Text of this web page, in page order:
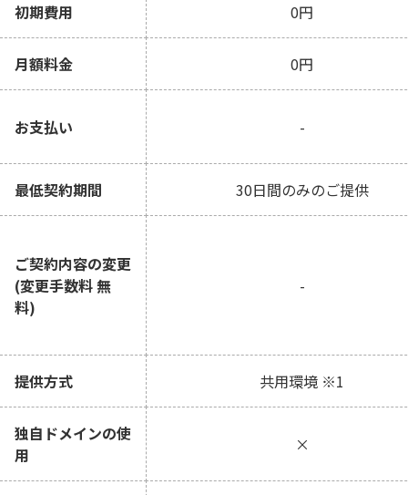
初期費用 0円
月額料金 0円
お支払い -
最低契約期間 30日間のみのご提供
ご契約内容の変更
(変更手数料 無
料)
-
提供方式 共用環境 ※1
独自ドメインの使
用
×